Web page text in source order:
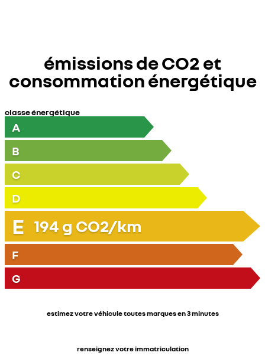
émissions de CO2 et
consommation énergétique
classe énergétique
A
B
C
D
E 194 g CO2/km
F
G
estimez votre véhicule toutes marques en 3 minutes
renseignez votre immatriculation